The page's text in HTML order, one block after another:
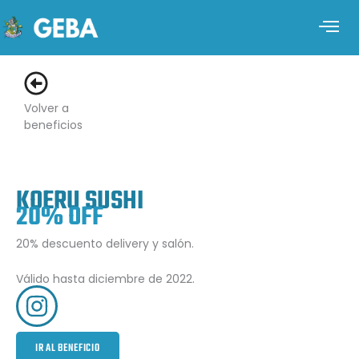
Volver a
beneficios
KOERU SUSHI
20% OFF
20% descuento delivery y salón.
Válido hasta diciembre de 2022.
IR AL BENEFICIO